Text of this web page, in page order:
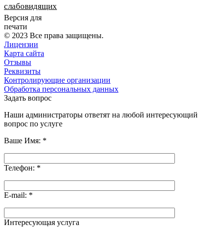
слабовидящих
Версия для
печати
© 2023 Все права защищены.
Лицензии
Карта сайта
Отзывы
Реквизиты
Контролирующие организации
Обработка персональных данных
Задать вопрос
Наши администраторы ответят на любой интересующий
вопрос по услуге
Ваше Имя: *
Телефон: *
E-mail: *
Интересующая услуга